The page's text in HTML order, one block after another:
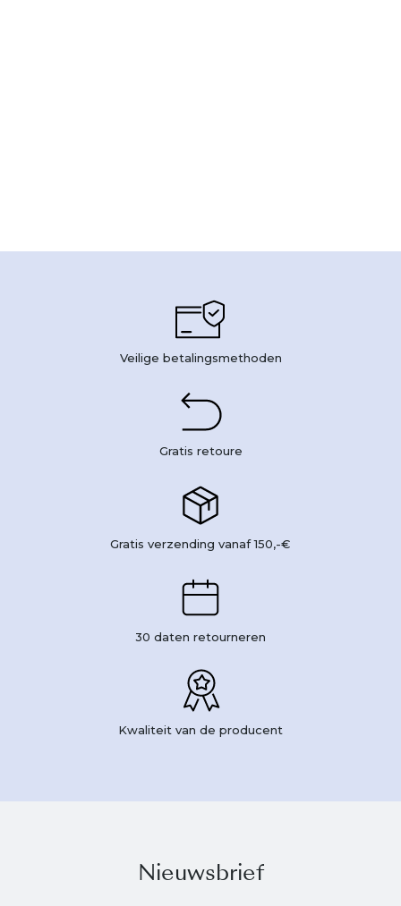
Veilige betalingsmethoden
Gratis retoure
Gratis verzending vanaf 150,-€
30 daten retourneren
Kwaliteit van de producent
Nieuwsbrief